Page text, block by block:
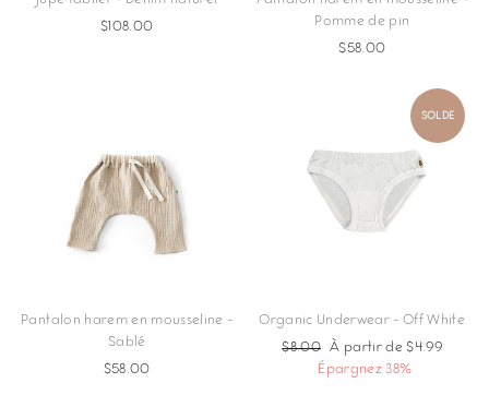
$108.00
Pomme de pin
$58.00
Pantalon harem en mousseline -
Sablé
$58.00
SOLDE
Organic Underwear - Off White
Prix
régulier
$8.00
Prix
réduit
À partir de $4.99
Épargnez 38%